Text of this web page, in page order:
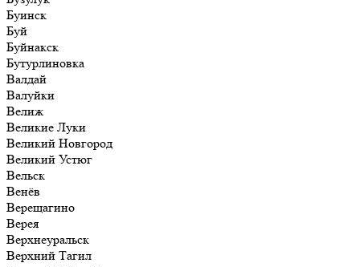
Буинск
Буй
Буйнакск
Бутурлиновка
Валдай
Валуйки
Велиж
Великие Луки
Великий Новгород
Великий Устюг
Вельск
Венёв
Верещагино
Верея
Верхнеуральск
Верхний Тагил